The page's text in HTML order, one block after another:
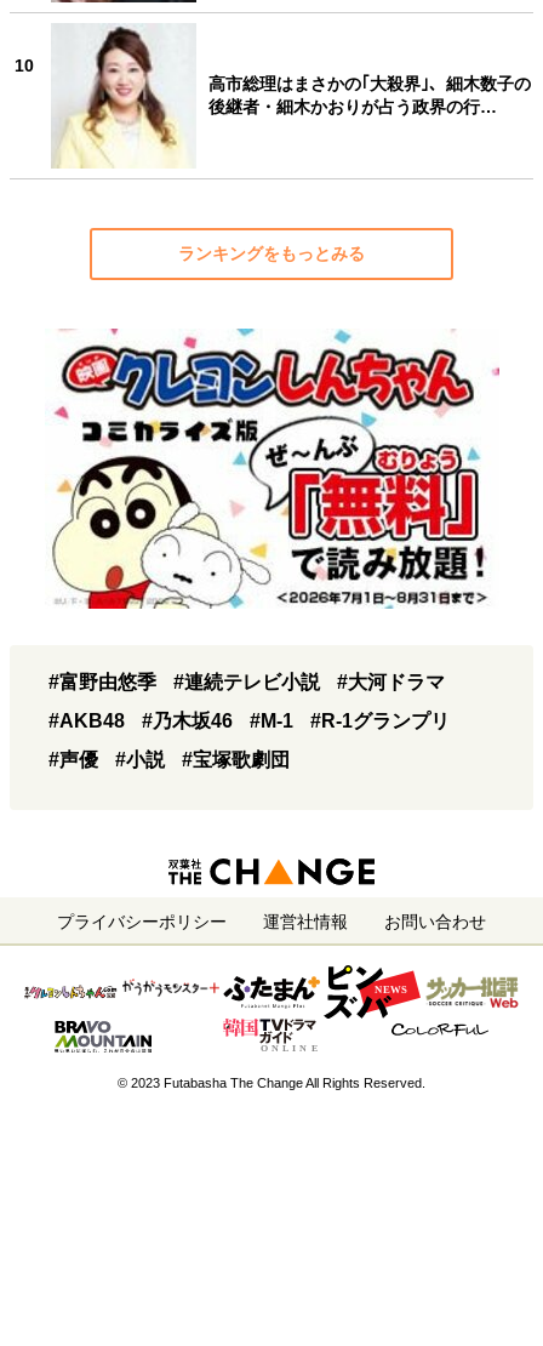
10
高市総理はまさかの｢大殺界｣、細木数子の
後継者・細木かおりが占う政界の行…
ランキングをもっとみる
#富野由悠季 #連続テレビ小説
#大河ドラマ
#AKB48
#乃木坂46 #M-1
#R-1グランプリ
#声優
#小説 #宝塚歌劇団
プライバシーポリシー 運営社情報 お問い合わせ
© 2023 Futabasha The Change All Rights Reserved.